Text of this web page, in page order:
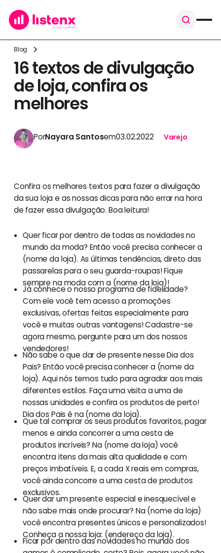
Blog
16 textos de divulgação
de loja, confira os
melhores
PorNayara Santosem03.02.2022 Varejo
Confira os melhores textos para fazer a divulgação
da sua loja e as nossas dicas para não errar na hora
de fazer essa divulgação. Boa leitura!
Quer ficar por dentro de todas as novidades no
mundo da moda? Então você precisa conhecer a
(nome da loja). As últimas tendências, direto das
passarelas para o seu guarda-roupas! Fique
sempre na moda com a (nome da loja)!
Já conhece o nosso programa de fidelidade?
Com ele você tem acesso a promoções
exclusivas, ofertas feitas especialmente para
você e muitas outras vantagens! Cadastre-se
agora mesmo, pergunte para um dos nossos
vendedores!
Não sabe o que dar de presente nesse Dia dos
Pais? Então você precisa conhecer a (nome da
loja). Aqui nós temos tudo para agradar aos mais
diferentes estilos. Faça uma visita a uma de
nossas unidades e confira os produtos de perto!
Dia dos Pais é na (nome da loja).
Que tal comprar os seus produtos favoritos, pagar
menos e ainda concorrer a uma cesta de
produtos incríveis? Na (nome da loja) você
encontra itens da mais alta qualidade e com
preços imbatíveis. E, a cada X reais em compras,
você ainda concorre a uma cesta de produtos
exclusivos.
Quer dar um presente especial e inesquecível e
não sabe mais onde procurar? Na (nome da loja)
você encontra presentes únicos e personalizados!
Conheça a nossa loja: (endereço da loja).
Ficar por dentro das novidades no mundo dos